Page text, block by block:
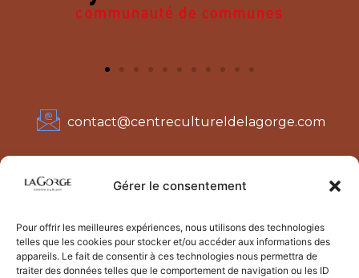
Gérer le consentement
Pour offrir les meilleures expériences, nous utilisons des technologies
telles que les cookies pour stocker et/ou accéder aux informations des
appareils. Le fait de consentir à ces technologies nous permettra de
traiter des données telles que le comportement de navigation ou les ID
contact@centrecultureldelagorge.com
74170 Les Contamines-Montjoie